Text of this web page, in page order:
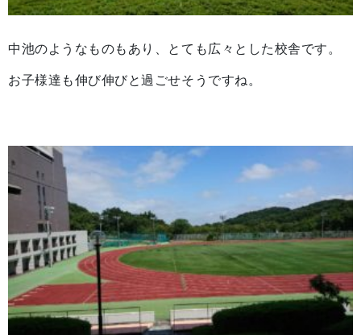
中池のようなものもあり、とても広々とした校舎です。
お子様達も伸び伸びと過ごせそうですね。